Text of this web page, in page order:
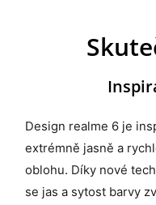
Design realme 6 je
extrémně jasně a
oblohu. Díky nové
se jas a sytost barvy